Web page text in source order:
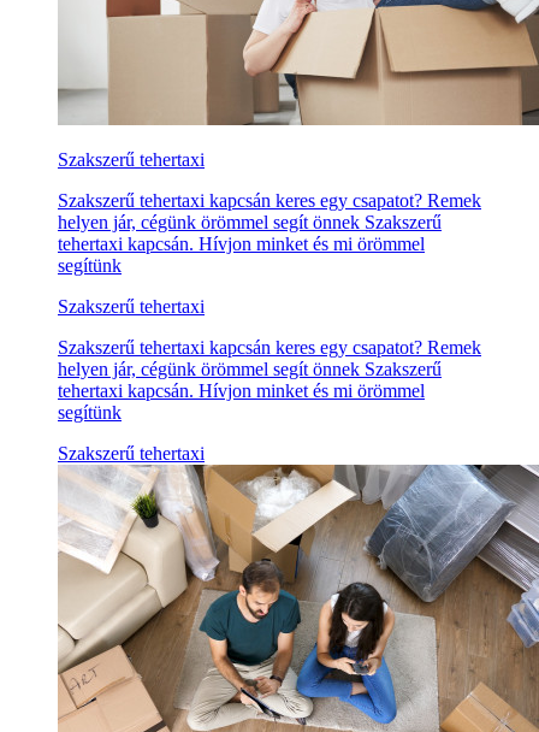
Szakszerű tehertaxi
Szakszerű tehertaxi kapcsán keres egy csapatot? Remek
helyen jár, cégünk örömmel segít önnek Szakszerű
tehertaxi kapcsán. Hívjon minket és mi örömmel
segítünk
Szakszerű tehertaxi
Szakszerű tehertaxi kapcsán keres egy csapatot? Remek
helyen jár, cégünk örömmel segít önnek Szakszerű
tehertaxi kapcsán. Hívjon minket és mi örömmel
segítünk
Szakszerű tehertaxi